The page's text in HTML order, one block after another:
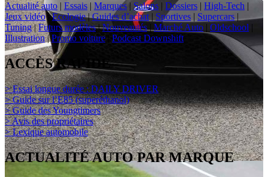
Actualité auto | Essais | Marques |Salons | Dossiers | High-Tech |
Jeux vidéo|Ecologie|Guides d’achat | Sportives | Supercars |
Tuning|Futurs modèles|Nouveautés| Marché Auto | Oldschool |
Illustration|Promo voiture Podcast Downshift
ACCÈS RAPIDE
> Essai longue durée : DAILY DRIVER
> Guide sur l’E85 (superéthanol)
> Guide des Youngtimers
> Avis des propriétaires
> Lexique automobile
ACTUALITÉ AUTO PAR MARQUE